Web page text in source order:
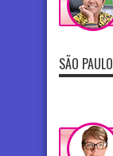
SÃO PAULO